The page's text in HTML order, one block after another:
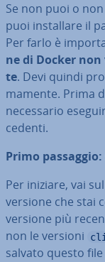
Se non puoi o
puoi in­stal­la­re il
Per farlo è
ne di Docker
te. Devi quindi
ma­men­te. Prima
ne­ces­sa­rio
ce­den­ti.
Primo
Per iniziare, vai sul
versione che stai
versione più
non le versioni
cli
salvato questo file